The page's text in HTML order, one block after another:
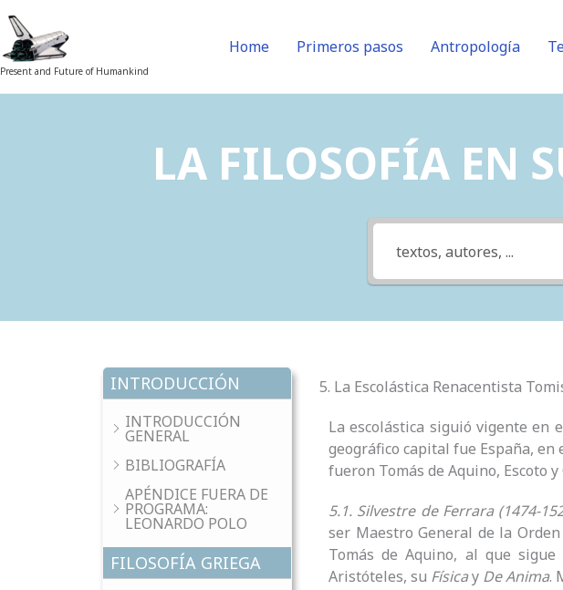
Skip
to
content
Present and Future of Humankind
Home Primeros pasos Antropología
LA FILOSOFÍA EN
INTRODUCCIÓN
INTRODUCCIÓN
GENERAL
BIBLIOGRAFÍA
APÉNDICE FUERA DE
PROGRAMA:
LEONARDO POLO
FILOSOFÍA GRIEGA
5. La Escolástica Renacentista
La escolástica siguió vigente en
geográfico capital fue España,
fueron Tomás de Aquino, Escoto
5.1. Silvestre de Ferrara (1474-
ser Maestro General de la
Tomás de Aquino, al que
Aristóteles, su Físicay De Anima.